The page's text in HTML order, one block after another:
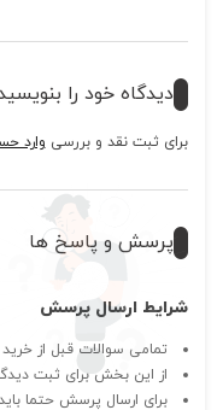
دیدگاه خود را
برای ثبت نقد و بررسی وارد
پرسش و پاسخ ها
شرایط ارسال پرسش
تمامی سوالات قبل از
از این بخش برای ثبت
برای ارسال پرسش حتما